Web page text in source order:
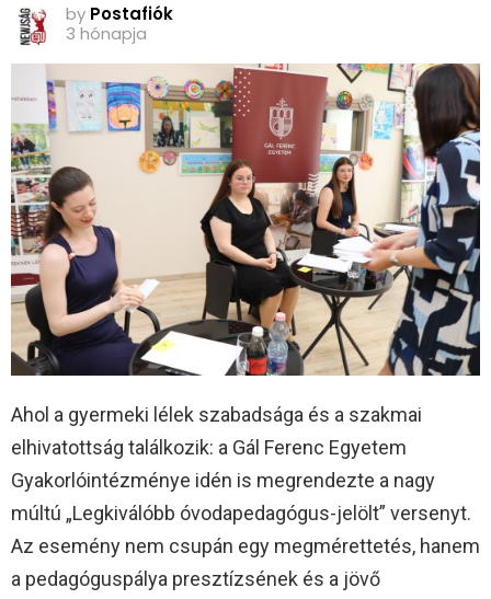
by Postafiók
3 hónapja
Ahol a gyermeki lélek szabadsága és a szakmai
elhivatottság találkozik: a Gál Ferenc Egyetem
Gyakorlóintézménye idén is megrendezte a nagy
múltú „Legkiválóbb óvodapedagógus-jelölt” versenyt.
Az esemény nem csupán egy megmérettetés, hanem
a pedagóguspálya presztízsének és a jövő